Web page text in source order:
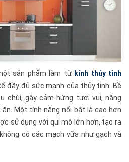
sản phẩm làm từ kính thủy tinh
đầy đủ sức mạnh của thủy tinh. Bề
chùi, gây cảm hứng tươi vui, năng
Một tính năng nổi bật là cao hơn
sử dụng với qui mô lớn hơn, tạo ra
có các mạch vữa như gạch và